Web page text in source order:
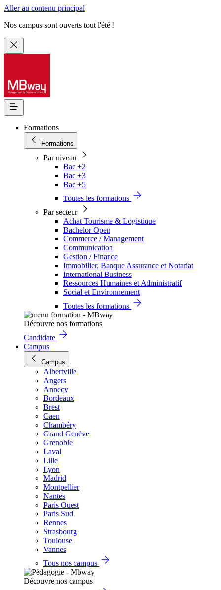
Aller au contenu principal
Nos campus sont ouverts tout l'été !
Formations
Formations
Par niveau
Bac +2
Bac +3
Bac +5
Toutes les formations
Par secteur
Achat Tourisme & Logistique
Bachelor Open
Commerce / Management
Communication
Gestion / Finance
Immobilier, Banque Assurance et Notariat
International Business
Ressources Humaines et Administratif
Social et Environnement
Toutes les formations
Découvre nos formations
Candidate
Campus
Campus
Albertville
Angers
Annecy
Bordeaux
Brest
Caen
Chambéry
Grand Genève
Grenoble
Laval
Lille
Lyon
Madrid
Montpellier
Nantes
Paris Ouest
Paris Sud
Rennes
Strasbourg
Toulouse
Vannes
Tous nos campus
Découvre nos campus